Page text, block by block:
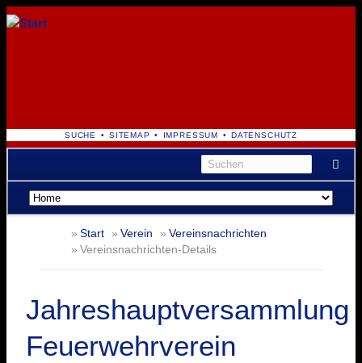
NAVIGATION
ÜBERSPRINGEN
SUCHE SITEMAP IMPRESSUM DATENSCHUTZ
Navigation
überspringen
Start Verein
Vereinsnachrichten
Vereinsnachrichten-Details
Jahreshauptversammlung
Feuerwehrverein